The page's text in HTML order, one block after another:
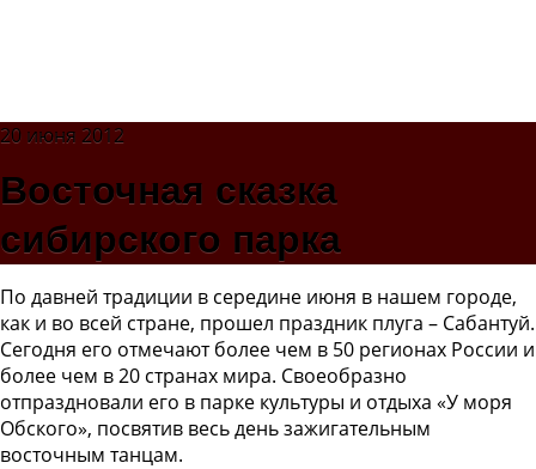
20 июня 2012
Восточная сказка
сибирского парка
По давней традиции в середине июня в нашем городе,
как и во всей стране, прошел праздник плуга – Сабантуй.
Сегодня его отмечают более чем в 50 регионах России и
более чем в 20 странах мира. Своеобразно
отпраздновали его в парке культуры и отдыха «У моря
Обского», посвятив весь день зажигательным
восточным танцам.